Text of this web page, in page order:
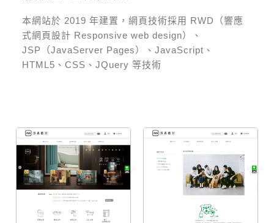
本網站於 2019 年建置，網頁技術採用 RWD（響應
式網頁設計 Responsive web design）、
JSP（JavaServer Pages）、JavaScript、
HTML5、CSS、JQuery 等技術